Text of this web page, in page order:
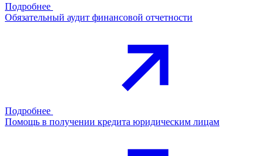
Подробнее
Обязательный аудит финансовой отчетности
Подробнее
Помощь в получении кредита юридическим лицам